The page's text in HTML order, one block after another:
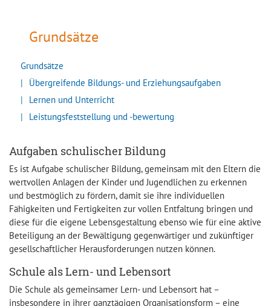
Grundsätze
Grundsätze
Übergreifende Bildungs- und Erziehungsaufgaben
Lernen und Unterricht
Leistungsfeststellung und -bewertung
Aufgaben schulischer Bildung
Es ist Aufgabe schulischer Bildung, gemeinsam mit den Eltern die
wertvollen Anlagen der Kinder und Jugendlichen zu erkennen
und bestmöglich zu fördern, damit sie ihre individuellen
Fähigkeiten und Fertigkeiten zur vollen Entfaltung bringen und
diese für die eigene Lebensgestaltung ebenso wie für eine aktive
Beteiligung an der Bewältigung gegenwärtiger und zukünftiger
gesellschaftlicher Herausforderungen nutzen können.
Schule als Lern- und Lebensort
Die Schule als gemeinsamer Lern- und Lebensort hat –
insbesondere in ihrer ganztägigen Organisationsform – eine